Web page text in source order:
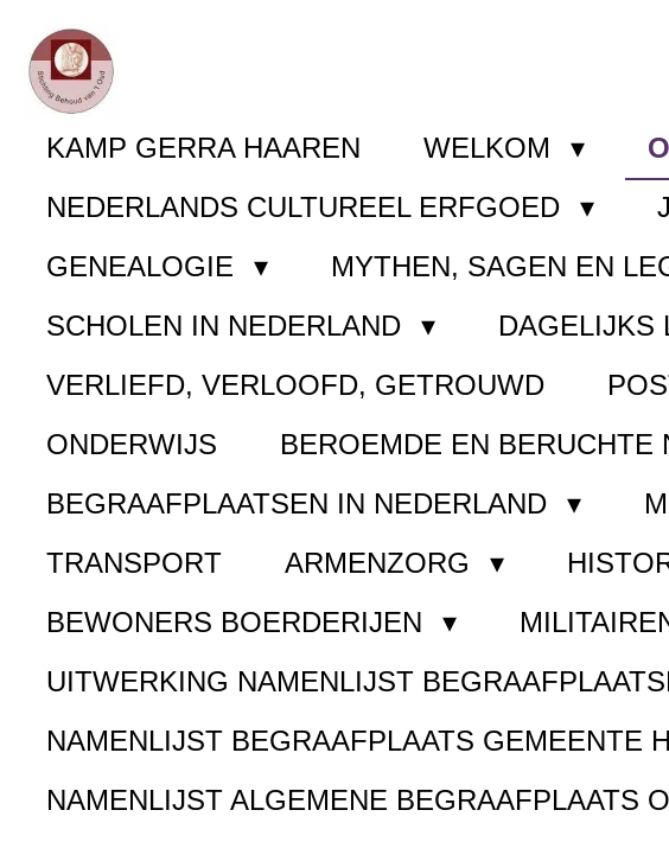
Ga
direct
naar
hoofdinhoud
KAMP GERRA HAAREN WELKOM
NEDERLANDS CULTUREEL ERFGOED
GENEALOGIE
MYTHEN, SAGEN EN
SCHOLEN IN NEDERLAND
DAGELIJKS
VERLIEFD, VERLOOFD, GETROUWD
ONDERWIJS
BEROEMDE EN BERUCHTE
BEGRAAFPLAATSEN IN NEDERLAND
TRANSPORT
ARMENZORG
BEWONERS BOERDERIJEN
UITWERKING NAMENLIJST
NAMENLIJST BEGRAAFPLAATS GEMEENTE
NAMENLIJST ALGEMENE BEGRAAFPLAATS